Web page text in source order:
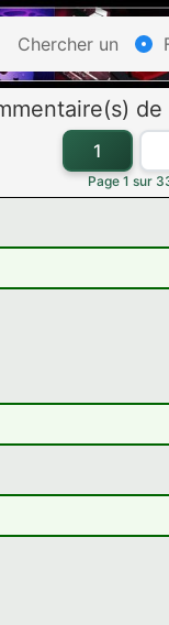
Chercher un
de
1
Page 1 sur